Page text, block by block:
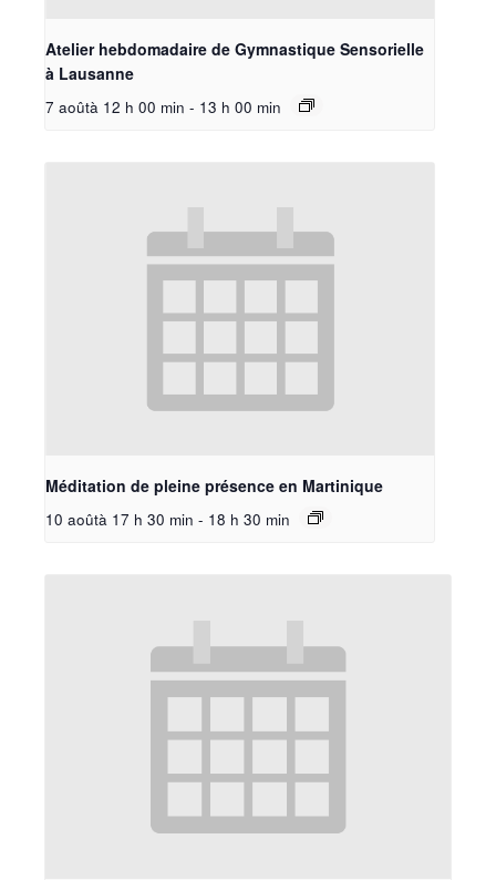
Atelier hebdomadaire de Gymnastique Sensorielle
à Lausanne
7 aoûtà 12 h 00 min - 13 h 00 min
Méditation de pleine présence en Martinique
10 aoûtà 17 h 30 min - 18 h 30 min